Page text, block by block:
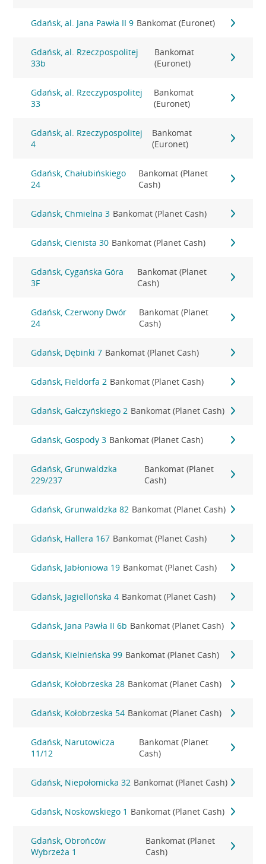
Gdańsk, al. Jana Pawła II 9 Bankomat (Euronet)
Gdańsk, al. Rzeczpospolitej
33b
Bankomat
(Euronet)
Gdańsk, al. Rzeczypospolitej
33
Bankomat
(Euronet)
Gdańsk, al. Rzeczypospolitej
4
Bankomat
(Euronet)
Gdańsk, Chałubińskiego
24
Bankomat (Planet
Cash)
Gdańsk, Chmielna 3 Bankomat (Planet Cash)
Gdańsk, Cienista 30 Bankomat (Planet Cash)
Gdańsk, Cygańska Góra
3F
Bankomat (Planet
Cash)
Gdańsk, Czerwony Dwór
24
Bankomat (Planet
Cash)
Gdańsk, Dębinki 7 Bankomat (Planet Cash)
Gdańsk, Fieldorfa 2 Bankomat (Planet Cash)
Gdańsk, Gałczyńskiego 2 Bankomat (Planet Cash)
Gdańsk, Gospody 3 Bankomat (Planet Cash)
Gdańsk, Grunwaldzka
229/237
Bankomat (Planet
Cash)
Gdańsk, Grunwaldzka 82 Bankomat (Planet Cash)
Gdańsk, Hallera 167 Bankomat (Planet Cash)
Gdańsk, Jabłoniowa 19 Bankomat (Planet Cash)
Gdańsk, Jagiellońska 4 Bankomat (Planet Cash)
Gdańsk, Jana Pawła II 6b Bankomat (Planet Cash)
Gdańsk, Kielnieńska 99 Bankomat (Planet Cash)
Gdańsk, Kołobrzeska 28 Bankomat (Planet Cash)
Gdańsk, Kołobrzeska 54 Bankomat (Planet Cash)
Gdańsk, Narutowicza
11/12
Bankomat (Planet
Cash)
Gdańsk, Niepołomicka 32 Bankomat (Planet Cash)
Gdańsk, Noskowskiego 1 Bankomat (Planet Cash)
Gdańsk, Obrońców
Wybrzeża 1
Bankomat (Planet
Cash)